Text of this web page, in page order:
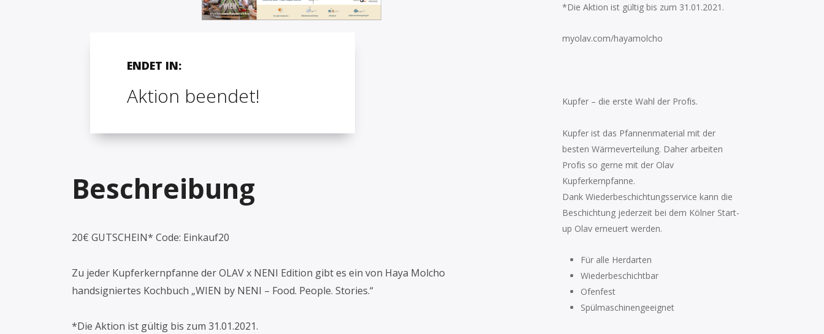
*Die Aktion ist gültig bis zum 31.01.2021.
myolav.com/hayamolcho
Kupfer – die erste Wahl der Profis.
Kupfer ist das Pfannenmaterial mit der
besten Wärmeverteilung. Daher arbeiten
Profis so gerne mit der Olav
Kupferkernpfanne.
Dank Wiederbeschichtungsservice kann die
Beschichtung jederzeit bei dem Kölner Start-
up Olav erneuert werden.
Für alle Herdarten
Wiederbeschichtbar
Ofenfest
Spülmaschinengeeignet
ENDET IN:
Aktion beendet!
Beschreibung
20€ GUTSCHEIN* Code: Einkauf20
Zu jeder Kupferkernpfanne der OLAV x NENI Edition gibt es ein von Haya Molcho
handsigniertes Kochbuch „WIEN by NENI – Food. People. Stories.“
*Die Aktion ist gültig bis zum 31.01.2021.